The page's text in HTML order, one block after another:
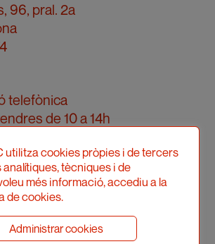
96, pral. 2a
telefònica
de 10 a 14h
presencial
youtube
utilitza cookies pròpies i de tercers
tècniques i de
més informació, accediu a la
de cookies.
Administrar cookies